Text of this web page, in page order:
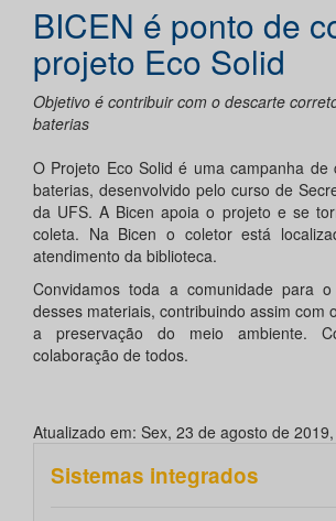
BICEN é ponto de
projeto Eco Solid
Objetivo é contribuir com o descarte
baterias
O Projeto Eco Solid é uma campanha de
baterias, desenvolvido pelo curso de
da UFS. A Bicen apoia o projeto e se
coleta. Na Bicen o coletor está
atendimento da biblioteca.
Convidamos toda a comunidade para
desses materiais, contribuindo assim com
a preservação do meio ambiente.
colaboração de todos.
Atualizado em: Sex, 23 de agosto de
Sistemas integrados